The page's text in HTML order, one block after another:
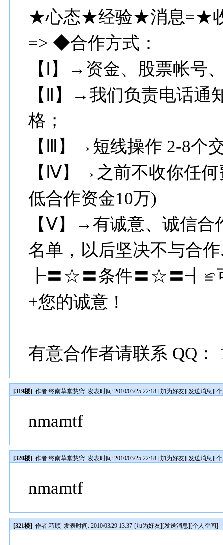
★心态★经验★消息=★
=> ◆合作方式：
【Ⅰ】→资金、股票帐号
【Ⅱ】→我们负责电话通
格；
【Ⅲ】→短线操作 2-8个
【Ⅳ】→之前不收你任
低合作资金10万)
【Ⅴ】→有诚意、诚信合
名单，以后坚决不与合
┠〓☆〓条件〓☆〓┨≌
+您的诚意！
有意合作者请联系 QQ：
[319楼] 作者:终南草堂慧窍 发表时间: 2010/03/25 22:18 [加为好友][发送消息][
nmamtf
[320楼] 作者:终南草堂慧窍 发表时间: 2010/03/25 22:18 [加为好友][发送消息][
nmamtf
[321楼] 作者:巧顾 发表时间: 2010/03/29 13:37 [加为好友][发送消息][个人空间]